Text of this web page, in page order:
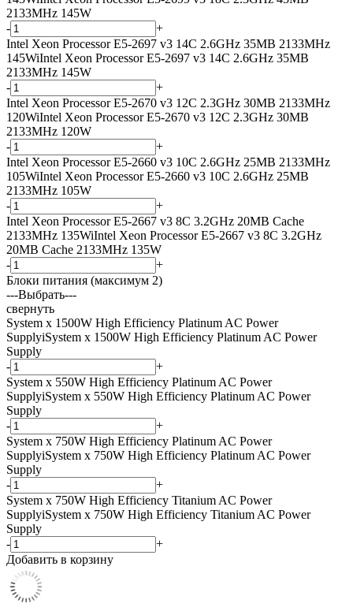
2133MHz 145W
-
+
Intel Xeon Processor E5-2697 v3 14C 2.6GHz 35MB 2133MHz
145WiIntel Xeon Processor E5-2697 v3 14C 2.6GHz 35MB
2133MHz 145W
-
+
Intel Xeon Processor E5-2670 v3 12C 2.3GHz 30MB 2133MHz
120WiIntel Xeon Processor E5-2670 v3 12C 2.3GHz 30MB
2133MHz 120W
-
+
Intel Xeon Processor E5-2660 v3 10C 2.6GHz 25MB 2133MHz
105WiIntel Xeon Processor E5-2660 v3 10C 2.6GHz 25MB
2133MHz 105W
-
+
Intel Xeon Processor E5-2667 v3 8C 3.2GHz 20MB Cache
2133MHz 135WiIntel Xeon Processor E5-2667 v3 8C 3.2GHz
20MB Cache 2133MHz 135W
-
+
Блоки питания (максимум 2)
---Выбрать---
свернуть
System x 1500W High Efficiency Platinum AC Power
SupplyiSystem x 1500W High Efficiency Platinum AC Power
Supply
-
+
System x 550W High Efficiency Platinum AC Power
SupplyiSystem x 550W High Efficiency Platinum AC Power
Supply
-
+
System x 750W High Efficiency Platinum AC Power
SupplyiSystem x 750W High Efficiency Platinum AC Power
Supply
-
+
System x 750W High Efficiency Titanium AC Power
SupplyiSystem x 750W High Efficiency Titanium AC Power
Supply
-
+
Добавить в корзину